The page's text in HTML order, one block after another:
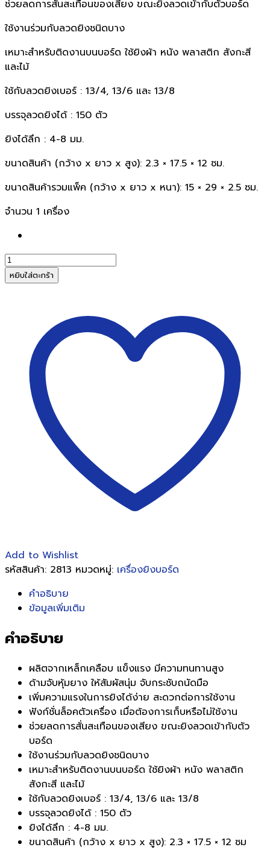
ช่วยลดการสั่นสะเทือนของเสียง ขณะยิงลวดเข้ากับตัวบอร์ด
ใช้งานร่วมกับลวดยิงชนิดบาง
เหมาะสำหรับติดงานบนบอร์ด ใช้ยิงผ้า หนัง พลาสติก สังกะสี
และไม้
ใช้กับลวดยิงเบอร์ : 13/4, 13/6 และ 13/8
บรรจุลวดยิงได้ : 150 ตัว
ยิงได้ลึก : 4-8 มม.
ขนาดสินค้า (กว้าง x ยาว x สูง): 2.3 × 17.5 × 12 ซม.
ขนาดสินค้ารวมแพ็ค (กว้าง x ยาว x หนา): 15 × 29 × 2.5 ซม.
จำนวน 1 เครื่อง
จำนวน
เครื่อง
ยิง
sweden(RAPID
Fineline
Tacker)
หยิบใส่ตะกร้า
Add to Wishlist
รหัสสินค้า: 2813 หมวดหมู่: เครื่องยิงบอร์ด
คำอธิบาย
ข้อมูลเพิ่มเติม
คำอธิบาย
ผลิตจากเหล็กเคลือบ แข็งแรง มีความทนทานสูง
ด้ามจับหุ้มยาง ให้สัมผัสนุ่ม จับกระชับถนัดมือ
เพิ่มความแรงในการยิงได้ง่าย สะดวกต่อการใช้งาน
ฟังก์ชั่นล็อคตัวเครื่อง เมื่อต้องการเก็บหรือไม่ใช้งาน
ช่วยลดการสั่นสะเทือนของเสียง ขณะยิงลวดเข้ากับตัว
บอร์ด
ใช้งานร่วมกับลวดยิงชนิดบาง
เหมาะสำหรับติดงานบนบอร์ด ใช้ยิงผ้า หนัง พลาสติก
สังกะสี และไม้
ใช้กับลวดยิงเบอร์ : 13/4, 13/6 และ 13/8
บรรจุลวดยิงได้ : 150 ตัว
ยิงได้ลึก : 4-8 มม.
ขนาดสินค้า (กว้าง x ยาว x สูง): 2.3 × 17.5 × 12 ซม